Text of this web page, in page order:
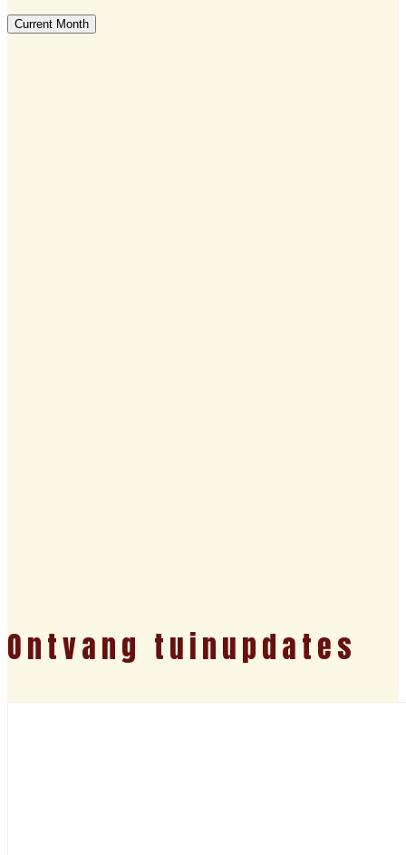
Current Month
Ontvang tuinupdates